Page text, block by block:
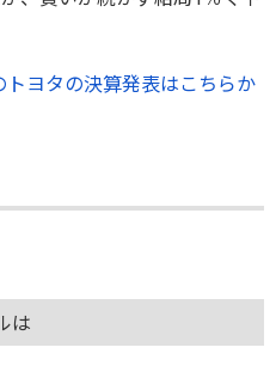
ヨタの決算発表はこちらか
は